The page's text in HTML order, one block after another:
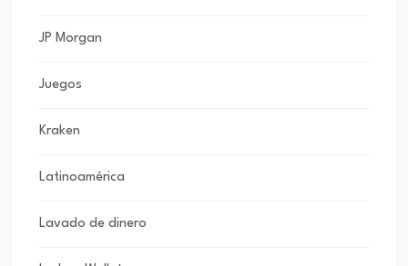
JP Morgan
Juegos
Kraken
Latinoamérica
Lavado de dinero